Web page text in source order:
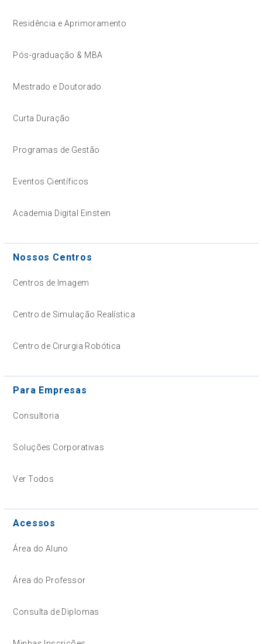
Residência e Aprimoramento
Pós-graduação & MBA
Mestrado e Doutorado
Curta Duração
Programas de Gestão
Eventos Científicos
Academia Digital Einstein
Nossos Centros
Centros de Imagem
Centro de Simulação Realística
Centro de Cirurgia Robótica
Para Empresas
Consultoria
Soluções Corporativas
Ver Todos
Acessos
Área do Aluno
Área do Professor
Consulta de Diplomas